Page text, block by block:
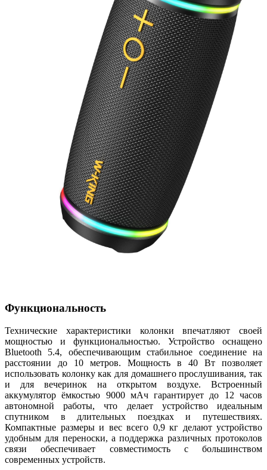
Функциональность
Технические характеристики колонки впечатляют своей
мощностью и функциональностью. Устройство оснащено
Bluetooth 5.4, обеспечивающим стабильное соединение на
расстоянии до 10 метров. Мощность в 40 Вт позволяет
использовать колонку как для домашнего прослушивания, так
и для вечеринок на открытом воздухе. Встроенный
аккумулятор ёмкостью 9000 мАч гарантирует до 12 часов
автономной работы, что делает устройство идеальным
спутником в длительных поездках и путешествиях.
Компактные размеры и вес всего 0,9 кг делают устройство
удобным для переноски, а поддержка различных протоколов
связи обеспечивает совместимость с большинством
современных устройств.